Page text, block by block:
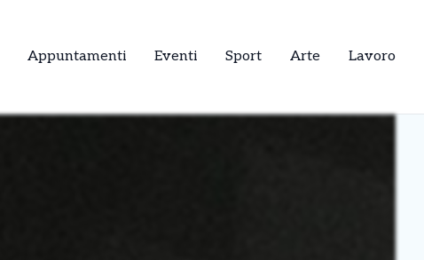
Appuntamenti Eventi Sport Arte Lavoro